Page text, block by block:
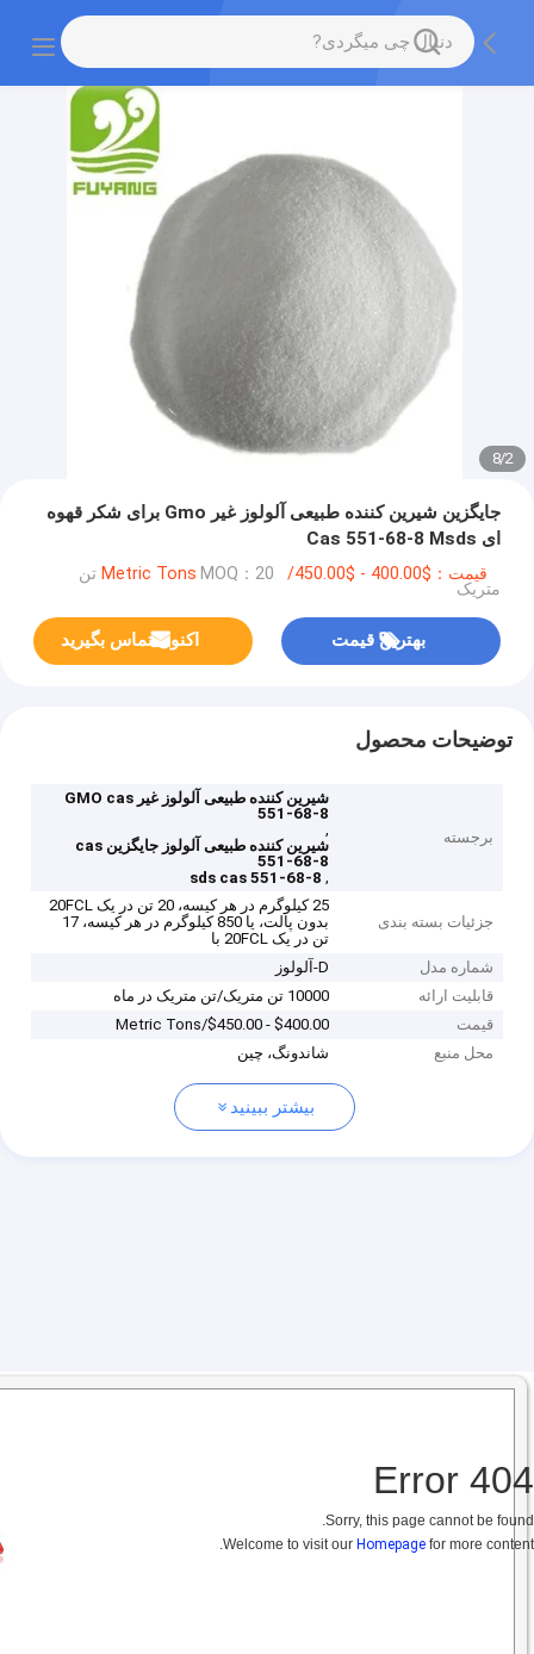
2
/
8
جایگزین شیرین کننده طبیعی آلولوز غیر Gmo برای شکر قهوه
ای Cas 551-68-8 Msds
قیمت：$400.00 - $450.00/Metric Tons MOQ：20 تن
متریک
بهترین قیمت اکنون تماس بگیرید
توضیحات محصول
برجسته
شیرین کننده طبیعی آلولوز غیر GMO cas
551-68-8
,
شیرین کننده طبیعی آلولوز جایگزین cas
551-68-8
,
sds cas 551-68-8
جزئیات بسته بندی
25 کیلوگرم در هر کیسه، 20 تن در یک 20FCL
بدون پالت، یا 850 کیلوگرم در هر کیسه، 17
تن در یک 20FCL با
شماره مدل
D-آلولوز
قابلیت ارائه
10000 تن متریک/تن متریک در ماه
قیمت
$400.00 - $450.00/Metric Tons
محل منبع
شاندونگ، چین
بیشتر ببینید
404 Error
Sorry, this page cannot be found.
Welcome to visit our Homepage for more content.